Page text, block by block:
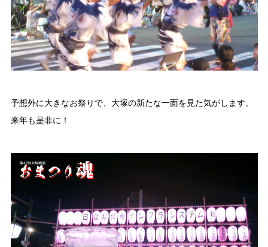
予想外に大きなお祭りで、大塚の新たな一面を見た気がします。
来年も是非に！